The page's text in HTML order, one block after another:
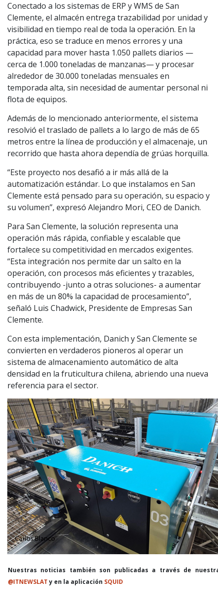
Conectado a los sistemas de ERP y WMS de San
Clemente, el almacén entrega trazabilidad por unidad y
visibilidad en tiempo real de toda la operación. En la
práctica, eso se traduce en menos errores y una
capacidad para mover hasta 1.050 pallets diarios —
cerca de 1.000 toneladas de manzanas— y procesar
alrededor de 30.000 toneladas mensuales en
temporada alta, sin necesidad de aumentar personal ni
flota de equipos.
Además de lo mencionado anteriormente, el sistema
resolvió el traslado de pallets a lo largo de más de 65
metros entre la línea de producción y el almacenaje, un
recorrido que hasta ahora dependía de grúas horquilla.
“Este proyecto nos desafió a ir más allá de la
automatización estándar. Lo que instalamos en San
Clemente está pensado para su operación, su espacio y
su volumen”, expresó Alejandro Mori, CEO de Danich.
Para San Clemente, la solución representa una
operación más rápida, confiable y escalable que
fortalece su competitividad en mercados exigentes.
“Esta integración nos permite dar un salto en la
operación, con procesos más eficientes y trazables,
contribuyendo -junto a otras soluciones- a aumentar
en más de un 80% la capacidad de procesamiento”,
señaló Luis Chadwick, Presidente de Empresas San
Clemente.
Con esta implementación, Danich y San Clemente se
convierten en verdaderos pioneros al operar un
sistema de almacenamiento automático de alta
densidad en la fruticultura chilena, abriendo una nueva
referencia para el sector.
Nuestras noticias también son publicadas a través de
@ITNEWSLATy en la aplicación SQUID